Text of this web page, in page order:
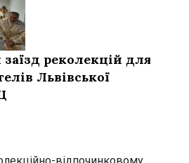
реколекцій для
Львівської
відпочинковому